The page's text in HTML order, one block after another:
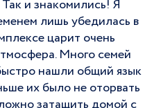
и знакомились! Я
лишь убедилась в
царит очень
Много семей
нашли общий язык
их было не оторвать
затащить домой с